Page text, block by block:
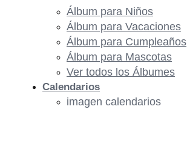
Álbum para Niños
Álbum para Vacaciones
Álbum para Cumpleaños
Álbum para Mascotas
Ver todos los Álbumes
Calendarios
imagen calendarios